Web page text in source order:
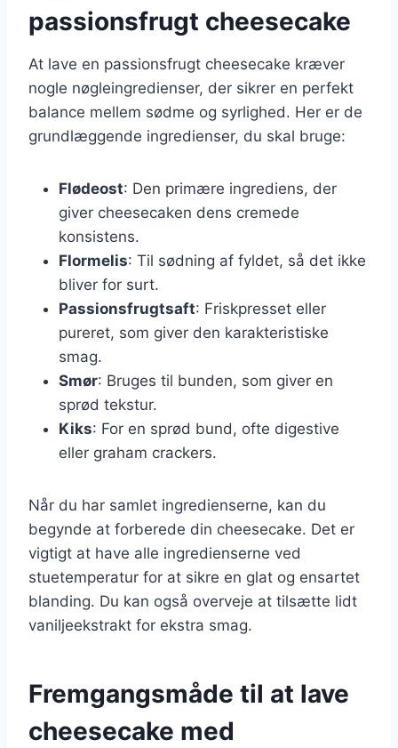
passionsfrugt cheesecake
At lave en passionsfrugt cheesecake kræver
nogle nøgleingredienser, der sikrer en perfekt
balance mellem sødme og syrlighed. Her er de
grundlæggende ingredienser, du skal bruge:
Flødeost: Den primære ingrediens, der
giver cheesecaken dens cremede
konsistens.
Flormelis: Til sødning af fyldet, så det ikke
bliver for surt.
Passionsfrugtsaft: Friskpresset eller
pureret, som giver den karakteristiske
smag.
Smør: Bruges til bunden, som giver en
sprød tekstur.
Kiks: For en sprød bund, ofte digestive
eller graham crackers.
Når du har samlet ingredienserne, kan du
begynde at forberede din cheesecake. Det er
vigtigt at have alle ingredienserne ved
stuetemperatur for at sikre en glat og ensartet
blanding. Du kan også overveje at tilsætte lidt
vaniljeekstrakt for ekstra smag.
Fremgangsmåde til at lave
cheesecake med